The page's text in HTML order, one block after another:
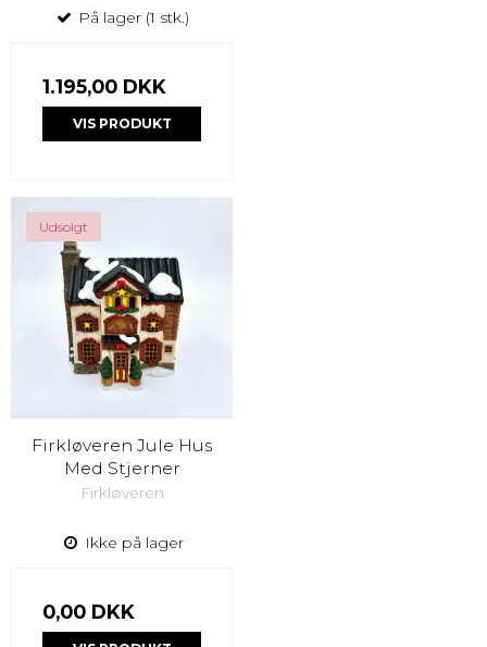
På lager (1 stk.)
1.195,00 DKK
VIS PRODUKT
Udsolgt
Firkløveren Jule Hus
Med Stjerner
Firkløveren
Ikke på lager
0,00 DKK